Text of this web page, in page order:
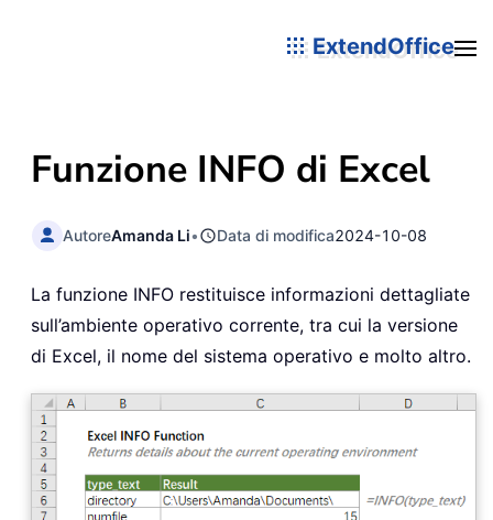
ExtendOffice
Funzione INFO di Excel
AutoreAmanda Li• Data di modifica2024-10-08
La funzione INFO restituisce informazioni dettagliate
sull’ambiente operativo corrente, tra cui la versione
di Excel, il nome del sistema operativo e molto altro.